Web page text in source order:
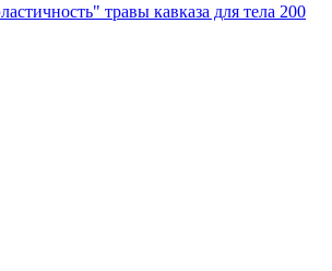
травы кавказа для тела 200